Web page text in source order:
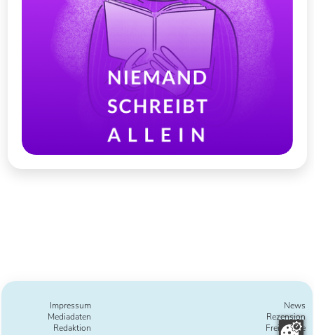
Impressum
Mediadaten
Redaktion
News
Rezension
Freie Texte